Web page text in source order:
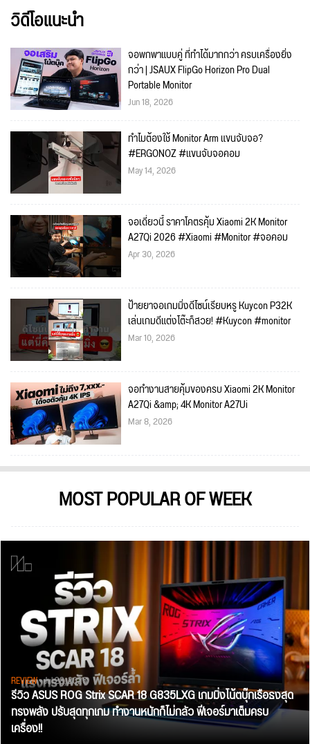
วิดีโอแนะนำ
จอพกพาแบบคู่ ที่ทำได้มากกว่า ครบเครื่องยิ่ง
กว่า | JSAUX FlipGo Horizon Pro Dual
Portable Monitor
Jun 18, 2026
ทำไมต้องใช้ Monitor Arm แขนจับจอ?
#ERGONOZ #แขนจับจอคอม
May 14, 2026
จอเดี๋ยวนี้ ราคาโคตรคุ้ม Xiaomi 2K Monitor
A27Qi 2026 #Xiaomi #Monitor #จอคอม
Apr 30, 2026
ป้ายยาจอเกมมิ่งดีไซน์เรียบหรู Kuycon P32K
เล่นเกมดีแต่งโต๊ะก็สวย! #Kuycon #monitor
Mar 10, 2026
จอทำงานสายคุ้มของครบ Xiaomi 2K Monitor
A27Qi &amp; 4K Monitor A27Ui
Mar 8, 2026
MOST POPULAR OF WEEK
REVIEW• Jul 28, 2026
รีวิว ASUS ROG Strix SCAR 18 G835LXG เกมมิ่งโน้ตบุ๊กเรือธงสุด
ทรงพลัง ปรับสุดทุกเกม ทำงานหนักก็ไม่กลัว ฟีเจอร์มาเต็มครบ
เครื่อง!!